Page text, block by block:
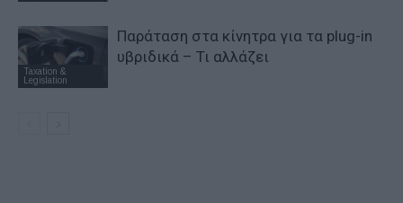
Taxation &
Legislation
Παράταση στα κίνητρα για τα plug-in
υβριδικά – Τι αλλάζει